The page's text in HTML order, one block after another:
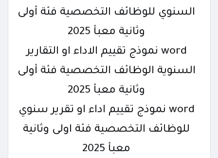
السنوي للوظائف التخصصية فئة أولى
وثانية معبأ 2025
word نموذج تقييم الاداء او التقارير
السنوية الوظائف التخصصية فئة أولى
وثانية معبأ 2025
word نموذج تقييم اداء او تقرير سنوي
للوظائف التخصصية فئة اولى وثانية
معبأ 2025